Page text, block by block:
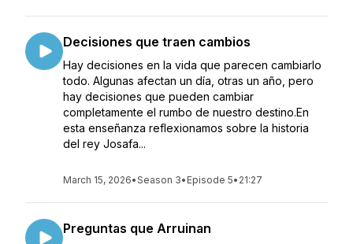
Decisiones que traen cambios
Hay decisiones en la vida que parecen cambiarlo
todo. Algunas afectan un día, otras un año, pero
hay decisiones que pueden cambiar
completamente el rumbo de nuestro destino.En
esta enseñanza reflexionamos sobre la historia
del rey Josafa...
March 15, 2026•Season 3• Episode 5• 21:27
Preguntas que Arruinan